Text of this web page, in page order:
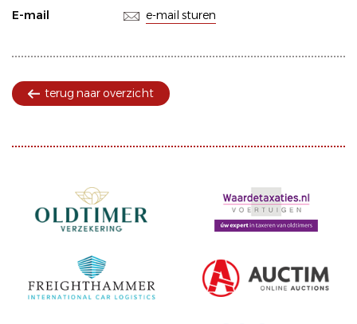
E-mail
e-mail sturen
terug naar overzicht